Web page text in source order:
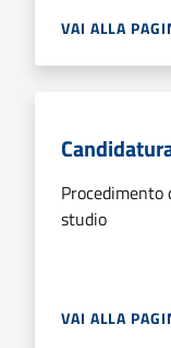
VAI ALLA
Procedimento
studio
VAI ALLA